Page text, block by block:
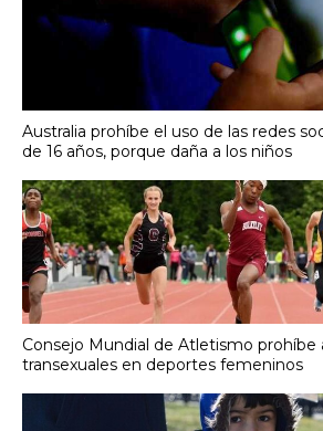
Australia prohíbe el uso de las redes
de 16 años, porque daña a los niños
Consejo Mundial de Atletismo prohíbe
transexuales en deportes femeninos